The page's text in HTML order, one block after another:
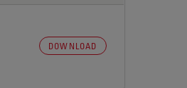
DOWNLOAD